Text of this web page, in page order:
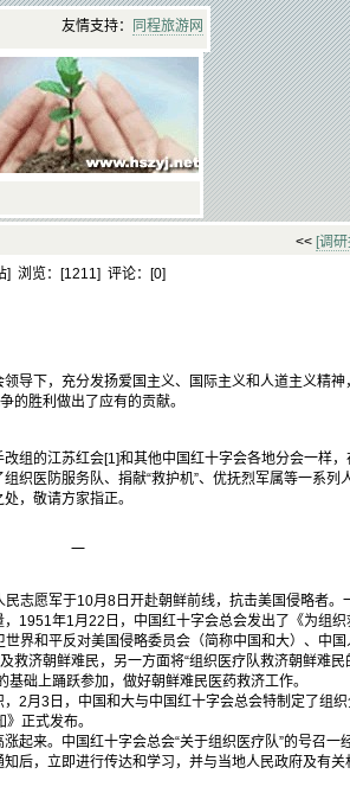
友情支持： 同程旅游网
<< [调
] 浏览：[1211] 评论：[0]
导下，充分发扬爱国主义、国际主义和人道主义精神
的胜利做出了应有的贡献。
的江苏红会[1]和其他中国红十字会各地分会一样，
织医防服务队、捐献“救护机”、优抚烈军属等一系列
，敬请方家指正。
一
愿军于10月8日开赴朝鲜前线，抗击美国侵略者。
1951年1月22日，中国红十字会总会发出了《为组
界和平反对美国侵略委员会（简称中国和大）、中
救济朝鲜难民，另一方面将“组织医疗队救济朝鲜难
础上踊跃参加，做好朝鲜难民医药救济工作。
月3日，中国和大与中国红十字会总会特制定了组织
正式发布。
来。中国红十字会总会“关于组织医疗队”的号召一
后，立即进行传达和学习，并与当地人民政府及有